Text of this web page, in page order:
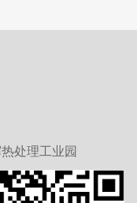
处理工业园